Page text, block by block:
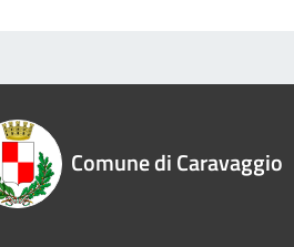
Comune di Caravaggio